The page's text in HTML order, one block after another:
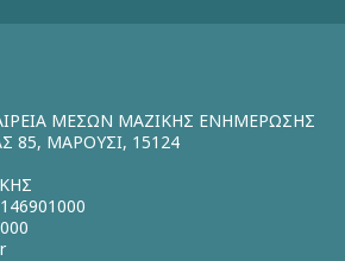
ΜΕΣΩΝ ΜΑΖΙΚΗΣ ΕΝΗΜΕΡΩΣΗΣ
85, ΜΑΡΟΥΣΙ, 15124